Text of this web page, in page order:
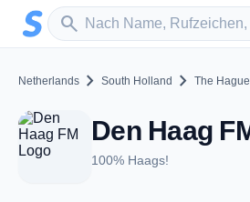
Zum Hauptinhalt springen
search
Sender suchen
Netherlands chevron_right South Holland chevron_right The Hague
100% Haags!